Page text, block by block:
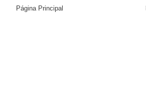
Página Principal